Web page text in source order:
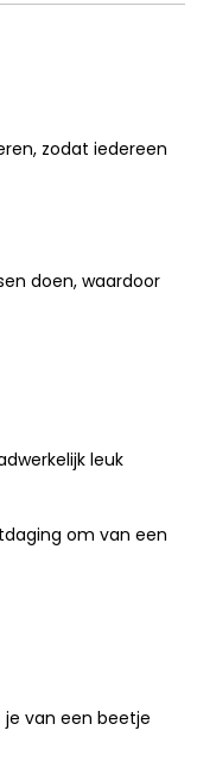
zodat iedereen
doen, waardoor
leuk
om van een
je van een beetje